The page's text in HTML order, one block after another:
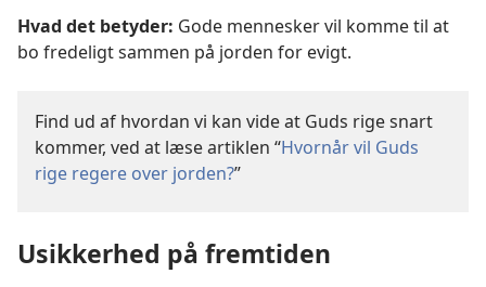
Hvad det betyder: Gode mennesker vil komme til at
bo fredeligt sammen på jorden for evigt.
Find ud af hvordan vi kan vide at Guds rige snart
kommer, ved at læse artiklen “Hvornår vil Guds
rige regere over jorden?”
Usikkerhed på fremtiden